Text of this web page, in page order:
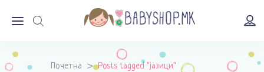
Почетна >Posts tagged "јазици"